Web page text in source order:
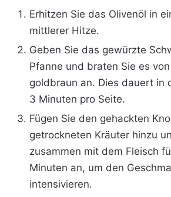
Erhitzen Sie das Olivenöl in
mittlerer Hitze.
Geben Sie das gewürzte
Pfanne und braten Sie es
goldbraun an. Dies dauert in
3 Minuten pro Seite.
Fügen Sie den gehackten
getrockneten Kräuter hinzu
zusammen mit dem Fleisch
Minuten an, um den
intensivieren.